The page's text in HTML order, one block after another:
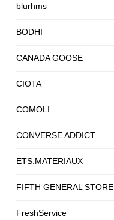
blurhms
BODHI
CANADA GOOSE
CIOTA
COMOLI
CONVERSE ADDICT
ETS.MATERIAUX
FIFTH GENERAL STORE
FreshService